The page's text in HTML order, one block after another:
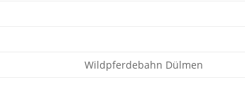
Wildpferdebahn Dülmen